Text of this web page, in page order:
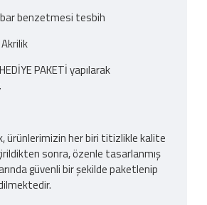
benzetmesi tesbih
PAKETİ yapılarak
ürünlerimizin her biri titizlikle kalite
sonra, özenle tasarlanmış
güvenli bir şekilde paketlenip